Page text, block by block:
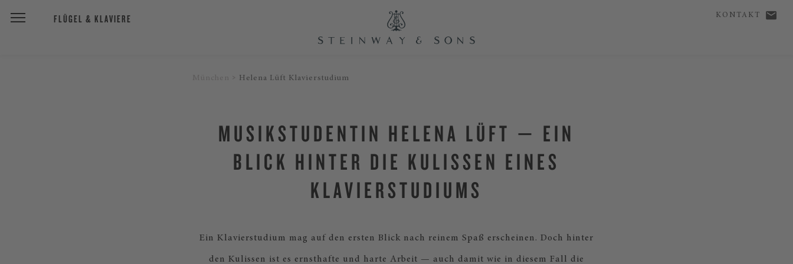
FLÜGEL & KLAVIERE KONTAKT
Helena Lüft Klavierstudium
MUSIKSTUDENTIN HELENA LÜFT — EIN
BLICK HINTER DIE KULISSEN EINES
KLAVIERSTUDIUMS
Ein Klavierstudium mag auf den ersten Blick nach reinem Spaß erscheinen. Doch hinter
den Kulissen ist es ernsthafte und harte Arbeit — auch damit wie in diesem Fall die